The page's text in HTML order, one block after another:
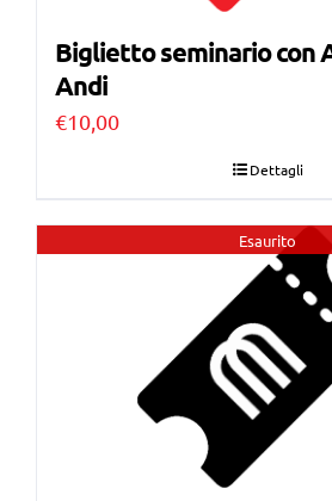
Biglietto seminario con
Andi
€10,00
Dettagli
Esaurito